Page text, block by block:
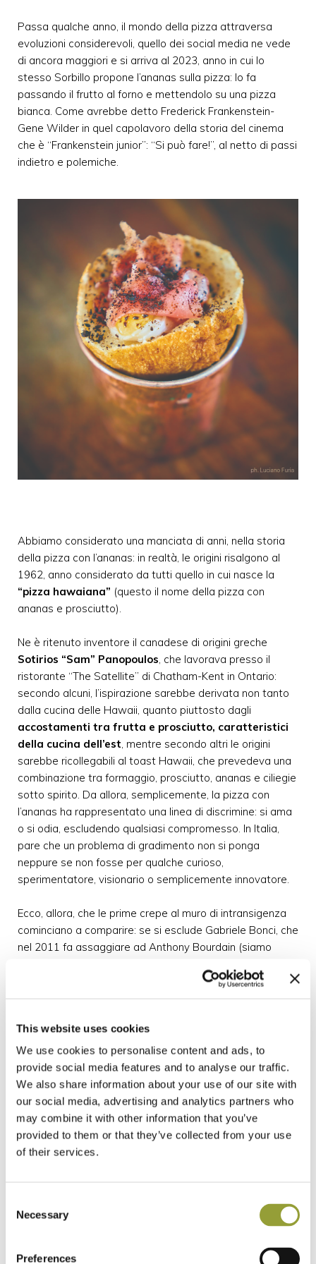
This website uses cookies
We use cookies to personalise content and ads, to
provide social media features and to analyse our traffic.
We also share information about your use of our site with
our social media, advertising and analytics partners who
may combine it with other information that you’ve
provided to them or that they’ve collected from your use
of their services.
Selection
Necessary
Preferences
Passa qualche anno, il mondo della pizza attraversa
evoluzioni considerevoli, quello dei social media ne vede
di ancora maggiori e si arriva al 2023, anno in cui lo
stesso Sorbillo propone l’ananas sulla pizza: lo fa
passando il frutto al forno e mettendolo su una pizza
bianca. Come avrebbe detto Frederick Frankenstein-
Gene Wilder in quel capolavoro della storia del cinema
che è “Frankenstein junior”: “Si può fare!”, al netto di passi
indietro e polemiche.
Abbiamo considerato una manciata di anni, nella storia
della pizza con l’ananas: in realtà, le origini risalgono al
1962, anno considerato da tutti quello in cui nasce la
“pizza hawaiana” (questo il nome della pizza con
ananas e prosciutto).
Ne è ritenuto inventore il canadese di origini greche
Sotirios “Sam” Panopoulos, che lavorava presso il
ristorante “The Satellite” di Chatham-Kent in Ontario:
secondo alcuni, l’ispirazione sarebbe derivata non tanto
dalla cucina delle Hawaii, quanto piuttosto dagli
accostamenti tra frutta e prosciutto, caratteristici
della cucina dell’est, mentre secondo altri le origini
sarebbe ricollegabili al toast Hawaii, che prevedeva una
combinazione tra formaggio, prosciutto, ananas e ciliegie
sotto spirito. Da allora, semplicemente, la pizza con
l’ananas ha rappresentato una linea di discrimine: si ama
o si odia, escludendo qualsiasi compromesso. In Italia,
pare che un problema di gradimento non si ponga
neppure se non fosse per qualche curioso,
sperimentatore, visionario o semplicemente innovatore.
Ecco, allora, che le prime crepe al muro di intransigenza
cominciano a comparire: se si esclude Gabriele Bonci, che
nel 2011 fa assaggiare ad Anthony Bourdain (siamo
sua versione della pizza all’ananas (con prosciutto), è a